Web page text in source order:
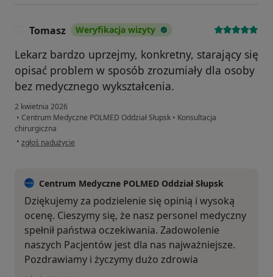
Tomasz Weryfikacja wizyty
Lekarz bardzo uprzejmy, konkretny, starający się
opisać problem w sposób zrozumiały dla osoby
bez medycznego wykształcenia.
2 kwietnia 2026
• Centrum Medyczne POLMED Oddział Słupsk • Konsultacja
chirurgiczna
• w opinii użytkownika Tomasz
zgłoś nadużycie
Centrum Medyczne POLMED Oddział Słupsk
Dziękujemy za podzielenie się opinią i wysoką
ocenę. Cieszymy się, że nasz personel medyczny
spełnił państwa oczekiwania. Zadowolenie
naszych Pacjentów jest dla nas najważniejsze.
Pozdrawiamy i życzymy dużo zdrowia